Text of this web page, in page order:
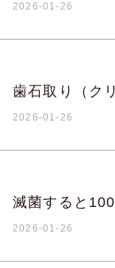
2026-01-26
歯石取り（ク
2026-01-26
滅菌すると
2026-01-26